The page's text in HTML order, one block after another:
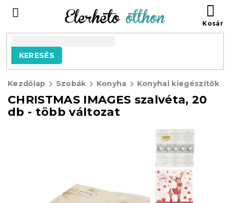
tartalomhoz
KERESÉS
Kezdőlap Szobák Konyha Konyhai kiegészítők
CHRISTMAS IMAGES szalvéta, 20
db - több változat